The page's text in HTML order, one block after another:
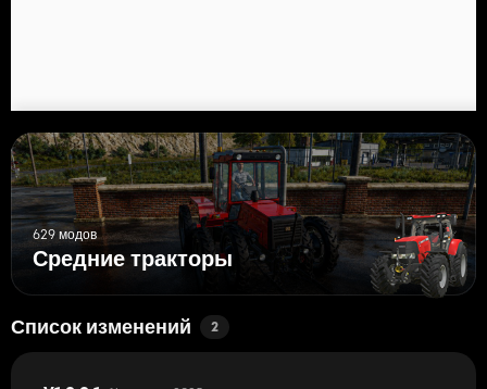
629 модов
Средние тракторы
Список изменений 2